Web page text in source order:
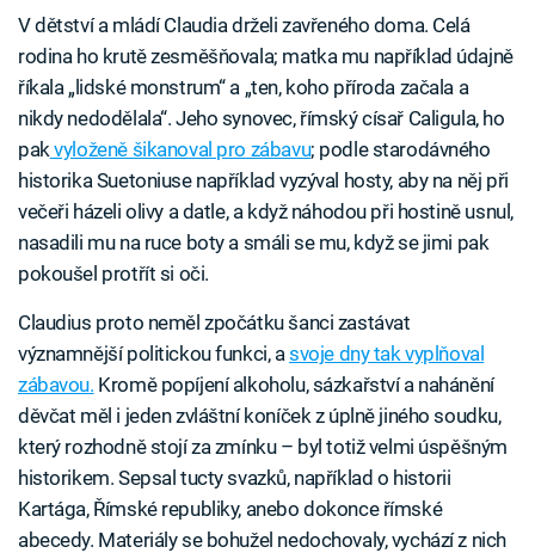
V dětství a mládí Claudia drželi zavřeného doma. Celá
rodina ho krutě zesměšňovala; matka mu například údajně
říkala „lidské monstrum“ a „ten, koho příroda začala a
nikdy nedodělala“. Jeho synovec, římský císař Caligula, ho
pak vyloženě šikanoval pro zábavu; podle starodávného
historika Suetoniuse například vyzýval hosty, aby na něj při
večeři házeli olivy a datle, a když náhodou při hostině usnul,
nasadili mu na ruce boty a smáli se mu, když se jimi pak
pokoušel protřít si oči.
Claudius proto neměl zpočátku šanci zastávat
významnější politickou funkci, asvoje dny tak vyplňoval
zábavou. Kromě popíjení alkoholu, sázkařství a nahánění
děvčat měl i jeden zvláštní koníček z úplně jiného soudku,
který rozhodně stojí za zmínku – byl totiž velmi úspěšným
historikem. Sepsal tucty svazků, například o historii
Kartága, Římské republiky, anebo dokonce římské
abecedy. Materiály se bohužel nedochovaly, vychází z nich